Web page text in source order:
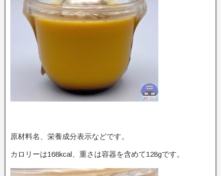
原材料名、栄養成分表示などです。
カロリーは168kcal、重さは容器を含めて128gです。